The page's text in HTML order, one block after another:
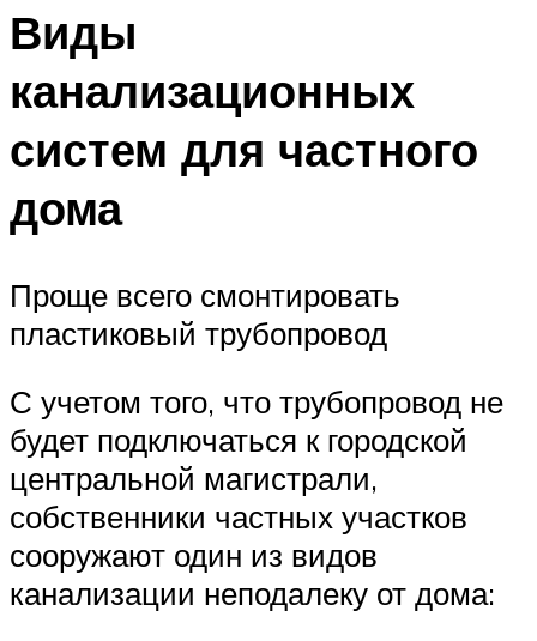
Виды
канализационных
систем для частного
дома
Проще всего смонтировать
пластиковый трубопровод
С учетом того, что трубопровод не
будет подключаться к городской
центральной магистрали,
собственники частных участков
сооружают один из видов
канализации неподалеку от дома: